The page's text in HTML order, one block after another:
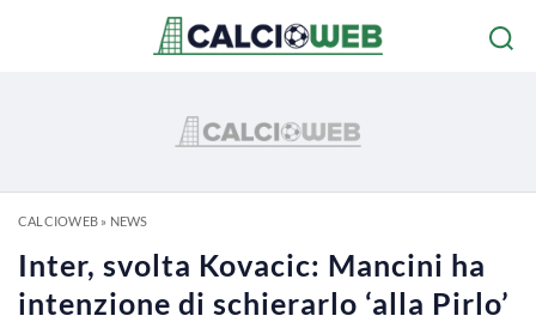
CALCIOWEB» NEWS
Inter, svolta Kovacic: Mancini ha
intenzione di schierarlo ‘alla Pirlo’